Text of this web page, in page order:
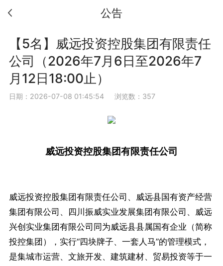
公告
【5名】威远投资控股集团有限责任
公司（2026年7月6日至2026年7
月12日18:00止）
日期：2026-07-08 01:45:54浏览数：357
威远投资控股集团有限责任公司
威远投资控股集团有限责任公司、威远县国有资产经营
集团有限公司、四川振威实业发展集团有限公司、威远
兴创实业集团有限公司同为威远县县属国有企业（简称
投控集团），实行“四块牌子、一套人马”的管理模式，
是集城市运营、文旅开发、建筑建材、贸易投资等于一